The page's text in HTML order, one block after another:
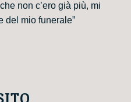
non c’ero già più, mi
del mio funerale”